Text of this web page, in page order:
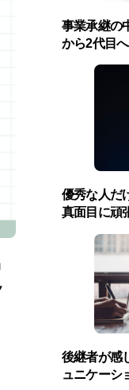
事業承継の
から2代目
優秀な人だ
真面目に頑
後継者が感
ュニケーシ